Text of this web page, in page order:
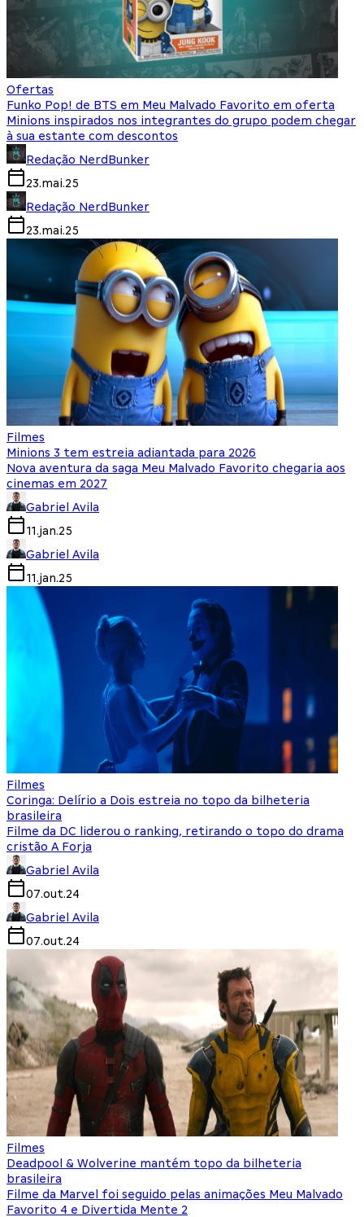
Ofertas
Funko Pop! de BTS em Meu Malvado Favorito em oferta
Minions inspirados nos integrantes do grupo podem chegar
à sua estante com descontos
Redação NerdBunker
23.mai.25
Redação NerdBunker
23.mai.25
Filmes
Minions 3 tem estreia adiantada para 2026
Nova aventura da saga Meu Malvado Favorito chegaria aos
cinemas em 2027
Gabriel Avila
11.jan.25
Gabriel Avila
11.jan.25
Filmes
Coringa: Delírio a Dois estreia no topo da bilheteria
brasileira
Filme da DC liderou o ranking, retirando o topo do drama
cristão A Forja
Gabriel Avila
07.out.24
Gabriel Avila
07.out.24
Filmes
Deadpool & Wolverine mantém topo da bilheteria
brasileira
Filme da Marvel foi seguido pelas animações Meu Malvado
Favorito 4 e Divertida Mente 2